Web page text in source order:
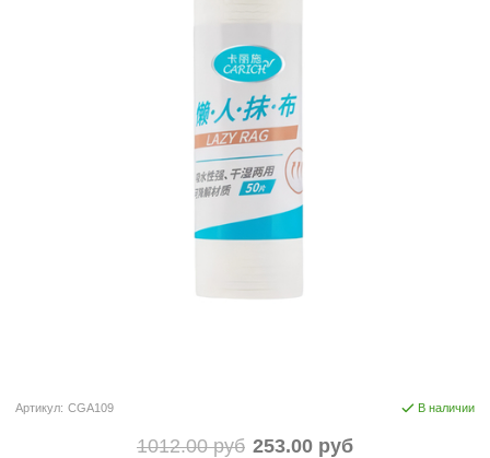
Артикул: CGA109 В наличии
1012.00 руб 253.00 руб